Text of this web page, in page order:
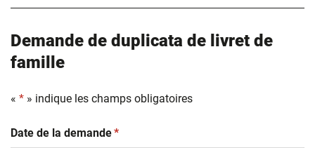
Demande de duplicata de livret de
famille
« * » indique les champs obligatoires
Date de la demande(obligatoire)
*